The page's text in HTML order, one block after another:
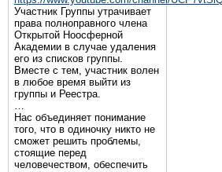
Участник Группы утрачивает
права полноправного члена
Открытой Ноосферной
Академии в случае удаления
его из списков группы.
Вместе с тем, участник волен
в любое время выйти из
группы и Реестра.
…
Нас объединяет понимание
того, что в одиночку никто не
сможет решить проблемы,
стоящие перед
человечеством, обеспечить